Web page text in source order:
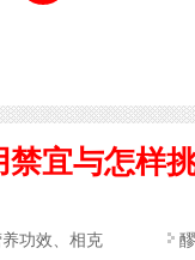
宜与怎样
功效、相克